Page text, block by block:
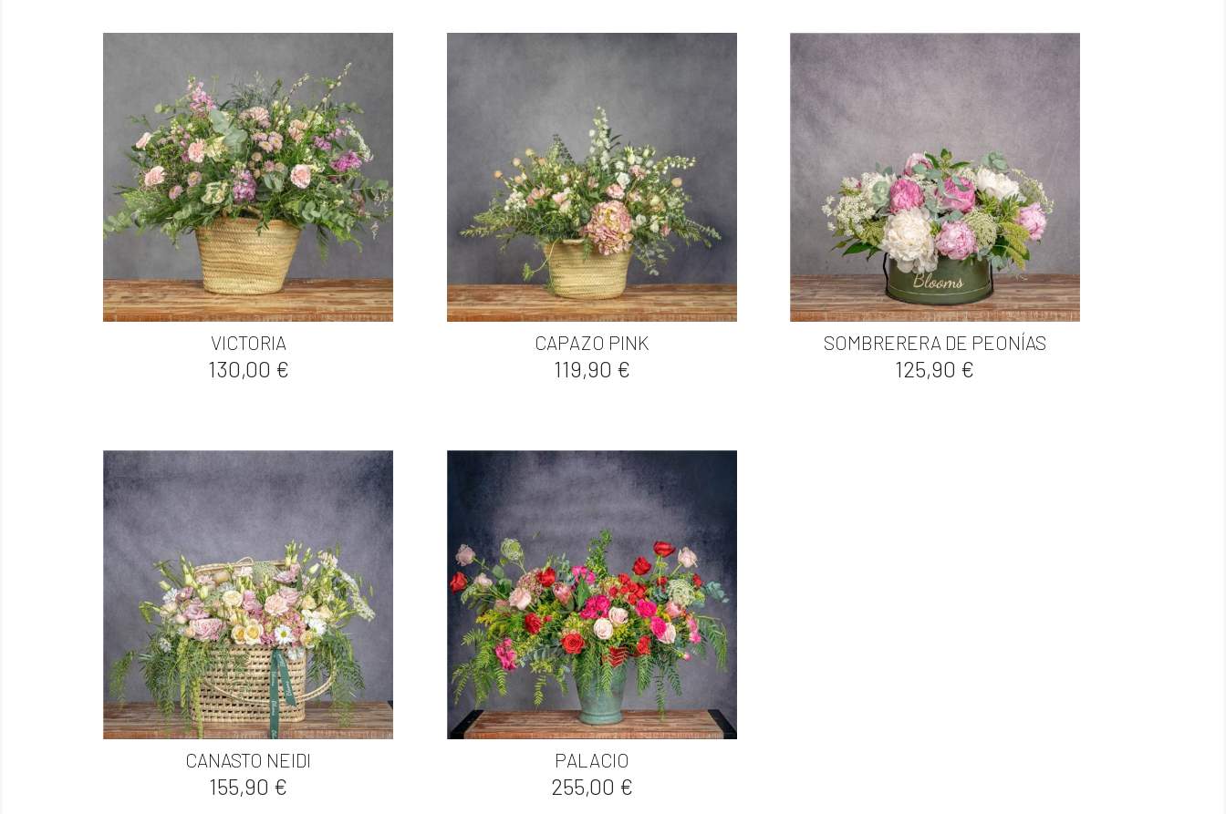
VICTORIA
Precio
130,00 €
Vista rápida CAPAZO PINK
Precio
119,90 €
Vista rápida SOMBRERERA DE PEONÍAS
Precio
125,90 €
Vista rápida
CANASTO NEIDI
Precio
155,90 €
 Vista rápida PALACIO
Precio
255,00 €
Vista rápida